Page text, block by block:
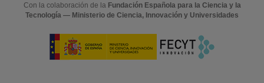
Con la colaboración de la Fundación Española para la Ciencia y la
Tecnología — Ministerio de Ciencia, Innovación y Universidades